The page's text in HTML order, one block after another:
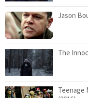
Jason
The
Teenage